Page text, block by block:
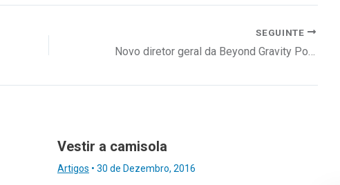
SEGUINTE
Novo diretor geral da Beyond Gravity Portugal
Vestir a camisola
Artigos • 30 de Dezembro, 2016